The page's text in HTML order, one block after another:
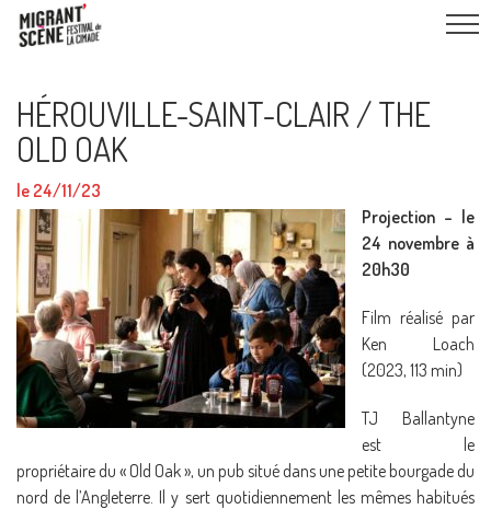
HÉROUVILLE-SAINT-CLAIR / THE
OLD OAK
le 24/11/23
Projection – le
24 novembre à
20h30
Film réalisé par
Ken Loach
(2023, 113 min)
TJ Ballantyne
est le
propriétaire du « Old Oak », un pub situé dans une petite bourgade du
nord de l’Angleterre. Il y sert quotidiennement les mêmes habitués